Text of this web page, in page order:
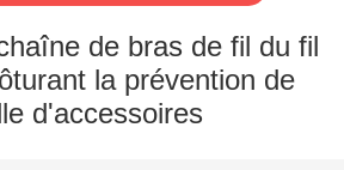
de bras de fil du fil
la prévention de
d'accessoires